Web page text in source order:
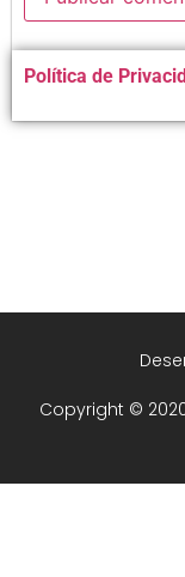
Alternative:
Política de
Copyright ©